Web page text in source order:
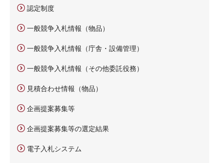
認定制度
一般競争入札情報（物品）
一般競争入札情報（庁舎・設備管理）
一般競争入札情報（その他委託役務）
見積合わせ情報（物品）
企画提案募集等
企画提案募集等の選定結果
電子入札システム